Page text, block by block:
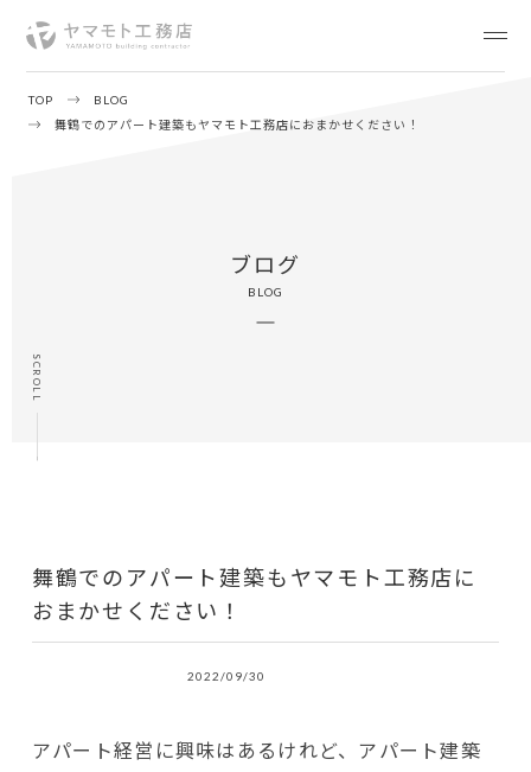
TOP
BLOG
舞鶴でのアパート建築もヤマモト工務店におまかせください！
SCROLL
ブログ
BLOG
舞鶴でのアパート建築もヤマモト工務店に
おまかせください！
2022/09/30
アパート経営に興味はあるけれど、アパート建築